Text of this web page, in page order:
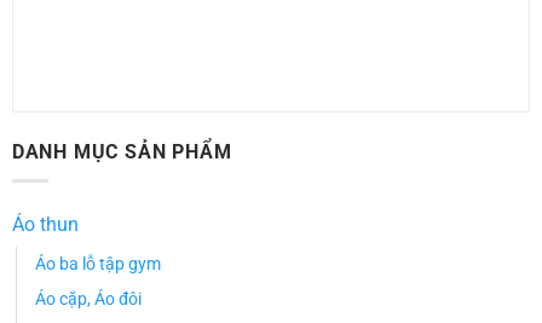
DANH MỤC SẢN PHẨM
Áo thun
Áo ba lỗ tập gym
Áo cặp, Áo đôi